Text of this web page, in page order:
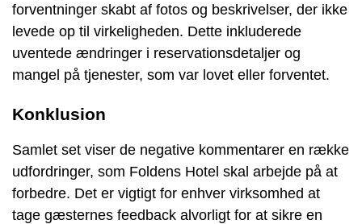
forventninger skabt af fotos og beskrivelser, der ikke
levede op til virkeligheden. Dette inkluderede
uventede ændringer i reservationsdetaljer og
mangel på tjenester, som var lovet eller forventet.
Konklusion
Samlet set viser de negative kommentarer en række
udfordringer, som Foldens Hotel skal arbejde på at
forbedre. Det er vigtigt for enhver virksomhed at
tage gæsternes feedback alvorligt for at sikre en